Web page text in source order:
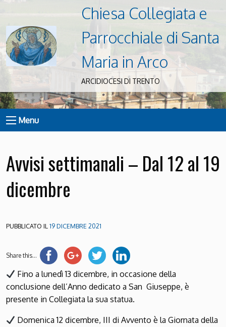
Chiesa Collegiata e
Parrocchiale di Santa
Maria in Arco
ARCIDIOCESI DI TRENTO
Menu
Avvisi settimanali – Dal 12 al 19
dicembre
PUBBLICATO IL19 DICEMBRE 2021
Share this...
Fino a lunedì 13 dicembre, in occasione della
conclusione dell’Anno dedicato a San Giuseppe, è
presente in Collegiata la sua statua.
Domenica 12 dicembre, III di Avvento è la Giornata della